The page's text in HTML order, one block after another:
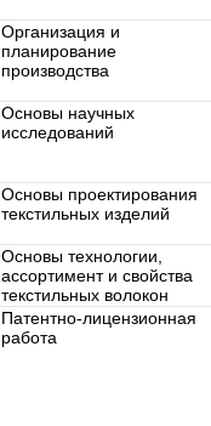
Организация и
планирование
производства
Основы научных
исследований
Основы проектирования
текстильных изделий
Основы технологии,
ассортимент и свойства
текстильных волокон
Патентно-лицензионная
работа